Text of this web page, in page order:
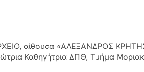
αίθουσα «ΑΛΕΞΑΝΔΡΟΣ
Καθηγήτρια ΔΠΘ, Τμήμα